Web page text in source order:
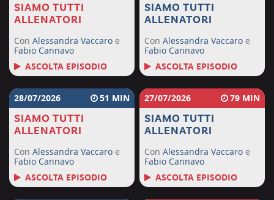
SIAMO TUTTI
ALLENATORI
Con Alessandra Vaccaro e
Fabio Cannavo
ASCOLTA EPISODIO
SIAMO TUTTI
ALLENATORI
ConAlessandra Vaccaro e
Fabio Cannavo
ASCOLTA EPISODIO
28/07/2026 51
SIAMO TUTTI
ALLENATORI
Con Alessandra Vaccaro e
Fabio Cannavo
ASCOLTA EPISODIO
27/07/2026 79
SIAMO TUTTI
ALLENATORI
ConAlessandra Vaccaro e
Fabio Cannavo
ASCOLTA EPISODIO